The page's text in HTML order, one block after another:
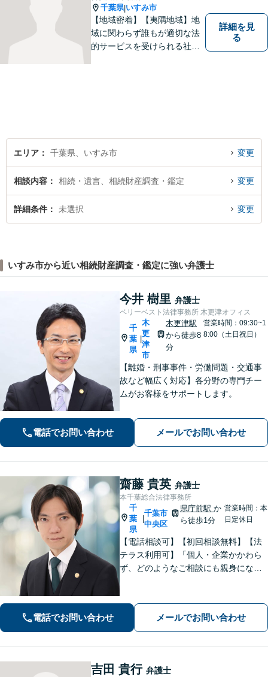
千葉県|いすみ市
【地域密着】【夷隅地域】地
域に関わらず誰もが適切な法
的サービスを受けられる社会
ています。
詳細を見
る
エリア 千葉県、いすみ市 変更
相談内容 相続・遺言、相続財産調査・鑑定 変更
詳細条件 未選択 変更
いすみ市から近い相続財産調査・鑑定に強い弁護士
今井 樹里 弁護士
ベリーベスト法律事務所 木更津オフィス
千
葉
県
|
木
更
津
市
木更津駅
から徒歩8
分
営業時間：09:30~1
8:00（土日祝日）
【離婚・刑事事件・労働問題・交通事
故など幅広く対応】各分野の専門チー
ムがお客様をサポートします。
電話でお問い合わせ メールでお問い合わせ
齋藤 貴英 弁護士
本千葉総合法律事務所
千
葉
県
千葉市
中央区
県庁前駅か
ら徒歩1分
営業時間：本
日定休日
【電話相談可】【初回相談無料】【法
テラス利用可】「個人・企業かかわら
ず、どのようなご相談にも親身になっ
幅広くサポート。【夜間・休日面談
可】【完全個室】【本千葉駅徒歩３
分】
電話でお問い合わせ メールでお問い合わせ
吉田 貴行 弁護士